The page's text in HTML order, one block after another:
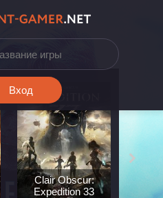
Вход
Clair Obscur:
Expedition 33